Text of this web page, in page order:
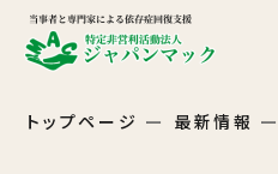
トップページ 最新情報